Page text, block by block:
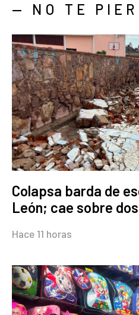
— NO TE
Colapsa barda de
León; cae sobre
Hace 11 horas